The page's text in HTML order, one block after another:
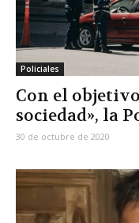
Policiales
Con el
sociedad», la
30 de octubre de 2020